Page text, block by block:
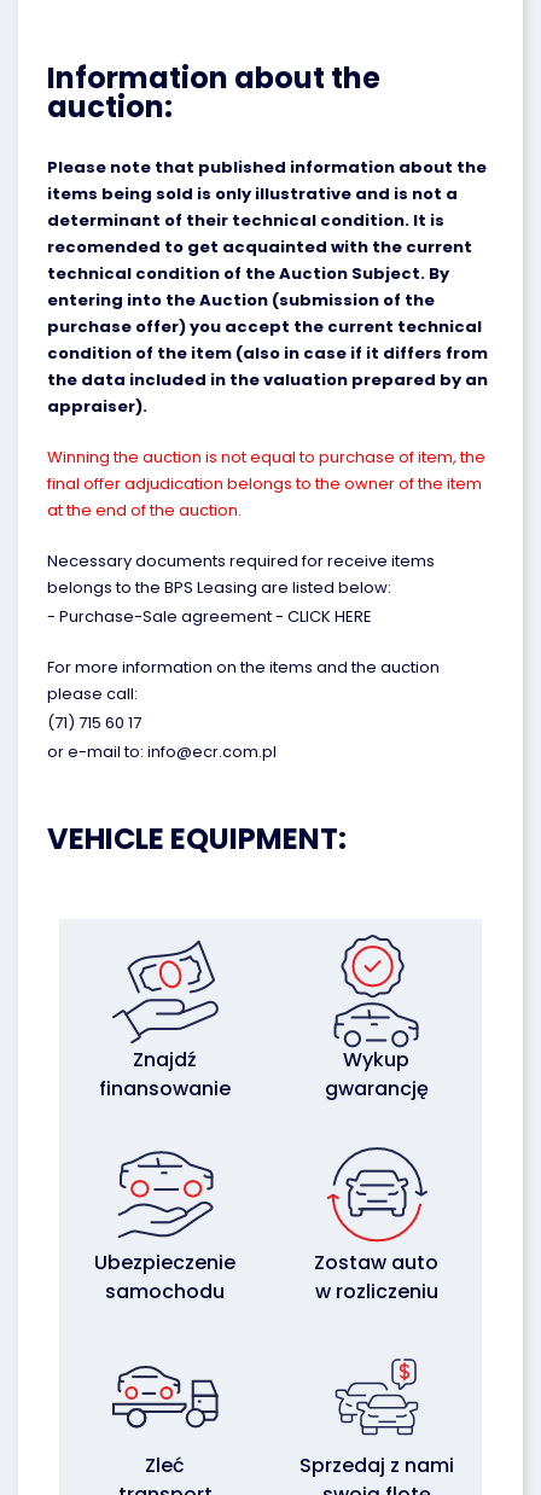
Information about the
auction:
Please note that published information about the
items being sold is only illustrative and is not a
determinant of their technical condition. It is
recomended to get acquainted with the current
technical condition of the Auction Subject. By
entering into the Auction (submission of the
purchase offer) you accept the current technical
condition of the item (also in case if it differs from
the data included in the valuation prepared by an
appraiser).
Winning the auction is not equal to purchase of item, the
final offer adjudication belongs to the owner of the item
at the end of the auction.
Necessary documents required for receive items
belongs to the BPS Leasing are listed below:
- Purchase-Sale agreement - CLICK HERE
For more information on the items and the auction
please call:
(71) 715 60 17
or e-mail to: info@ecr.com.pl
VEHICLE EQUIPMENT:
Znajdź
finansowanie
Wykup
gwarancję
Ubezpieczenie
samochodu
Zostaw auto
w rozliczeniu
Zleć
Sprzedaj z nami